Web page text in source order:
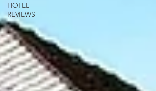
HOTEL
REVIEWS